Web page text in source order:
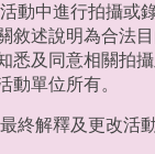
動中進行拍攝或
敘述說明為合法
悉及同意相關拍
動單位所有。
終解釋及更改活